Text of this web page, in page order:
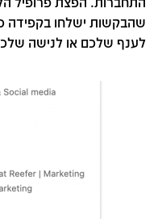
שהבקשות ישלחו בקפידה
לענף שלכם או לנישה